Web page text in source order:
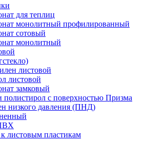
для теплиц
монолитный профилированный
сотовый
монолитный
листовой
листовой
замковый
с поверхностью Призма
низкого давления (ПНД)
листовым пластикам